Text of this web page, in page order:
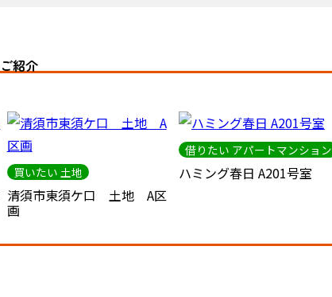
買いたい 土地
清須市東須ケ口 土地 A区
画
借りたい アパートマンション
ハミング春日 A201号室